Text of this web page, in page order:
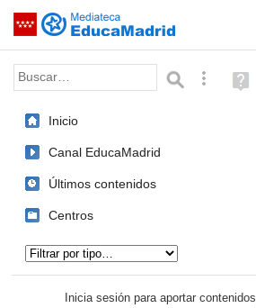
Saltar navegación
Palabra o frase: BúsquedaAyuda
(en
Inicio
Canal EducaMadrid
Últimos contenidos
Centros
Inicia sesión para aportar